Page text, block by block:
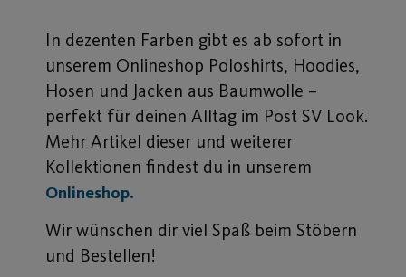
In dezenten Farben gibt es ab sofort in
unserem Onlineshop Poloshirts, Hoodies,
Hosen und Jacken aus Baumwolle –
perfekt für deinen Alltag im Post SV Look.
Mehr Artikel dieser und weiterer
Kollektionen findest du in unserem
Onlineshop.
Wir wünschen dir viel Spaß beim Stöbern
und Bestellen!